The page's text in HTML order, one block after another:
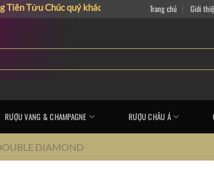
Chúc quý khách có những giây phút mua sắm vui vẻ
Trang chủ Giới
RƯỢU VANG & CHAMPAGNE RƯỢU CHÂU Á
DIAMOND